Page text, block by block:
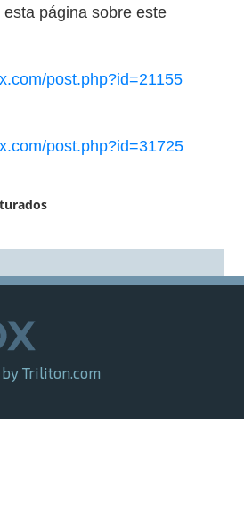
página sobre este
post.php?id=21155
post.php?id=31725
Triliton.com